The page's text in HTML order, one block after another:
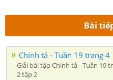
Bài
Chính tả - Tuần 19 trang 4
Giải bài tập Chính tả - Tuần 19
2 tập 2